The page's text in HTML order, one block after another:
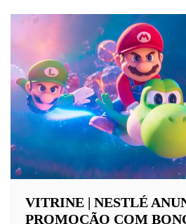
VITRINE | NESTLÉ
PROMOÇÃO COM